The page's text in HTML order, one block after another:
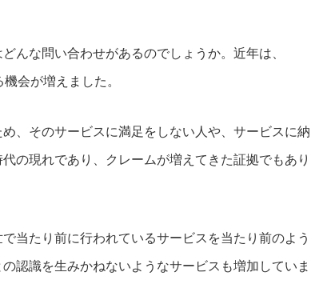
んな問い合わせがあるのでしょうか。近年は、
会が増えました。
、そのサービスに満足をしない人や、サービスに納
の現れであり、クレームが増えてきた証拠でもあり
当たり前に行われているサービスを当たり前のよう
認識を生みかねないようなサービスも増加していま